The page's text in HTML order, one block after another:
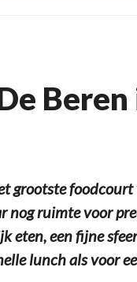
Beren
grootste
nog ruimte voor
eten, een fijne
lunch als voor